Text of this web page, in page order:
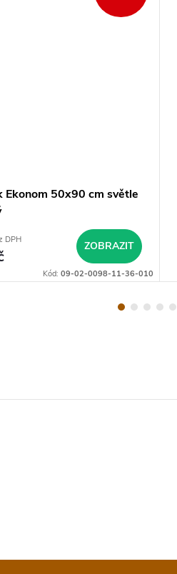
Ekonom 50x90 cm světle
DPH ZOBRAZIT
Kód: 09-02-0098-11-36-010